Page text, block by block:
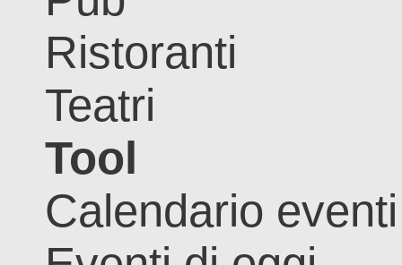
Ristoranti
Teatri
Tool
Calendario eventi